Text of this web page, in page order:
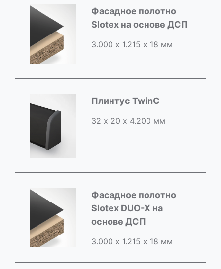
Фасадное полотно
Slotex на основе ДСП
3.000 х 1.215 х 18 мм
Плинтус TwinC
32 х 20 х 4.200 мм
Фасадное полотно
Slotex DUO-X на
основе ДСП
3.000 х 1.215 х 18 мм